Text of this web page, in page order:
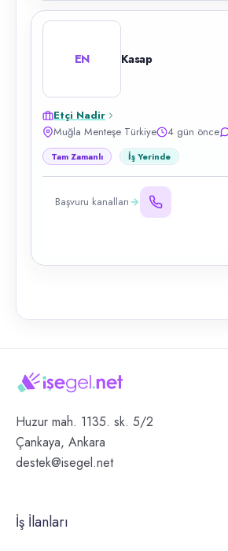
EN Kasap
Etçi Nadir
Muğla Menteşe Türkiye
4 gün önce
Tam Zamanlı İş Yerinde
Başvuru kanalları
Huzur mah. 1135. sk. 5/2
Çankaya, Ankara
destek@isegel.net
İş İlanları